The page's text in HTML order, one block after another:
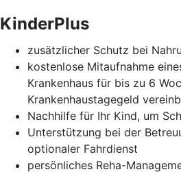
KinderPlus
zusätzlicher Schutz bei
kostenlose Mitaufnahme
Krankenhaus für bis zu 6
Krankenhaustagegeld
Nachhilfe für Ihr Kind, um
Unterstützung bei der
optionaler Fahrdienst
persönliches Reha-